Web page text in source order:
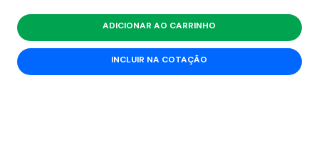
ADICIONAR AO CARRINHO
INCLUIR NA COTAÇÃO